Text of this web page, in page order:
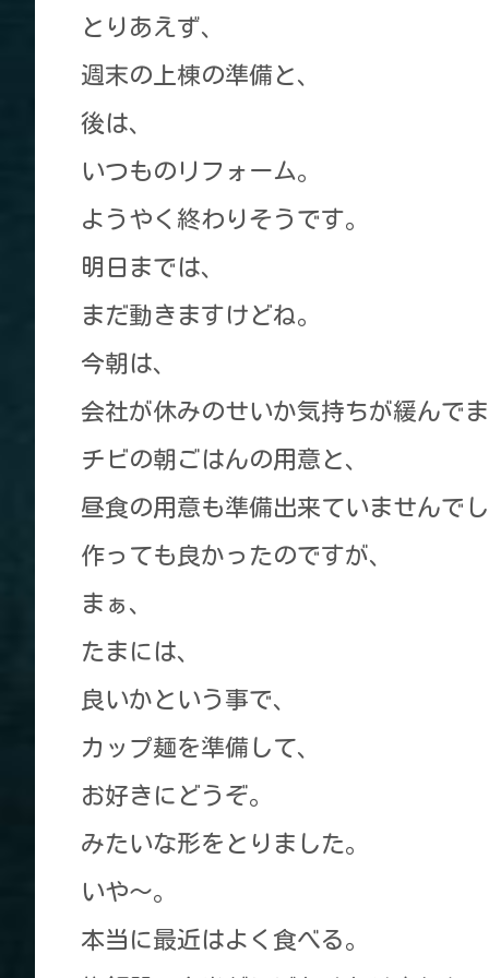
とりあえず、
週末の上棟の準備と、
後は、
いつものリフォーム。
ようやく終わりそうです。
明日までは、
まだ動きますけどね。
今朝は、
会社が休みのせいか気持ちが緩んで
チビの朝ごはんの用意と、
昼食の用意も準備出来ていませんで
作っても良かったのですが、
まぁ、
たまには、
良いかという事で、
カップ麺を準備して、
お好きにどうぞ。
みたいな形をとりました。
いや～。
本当に最近はよく食べる。